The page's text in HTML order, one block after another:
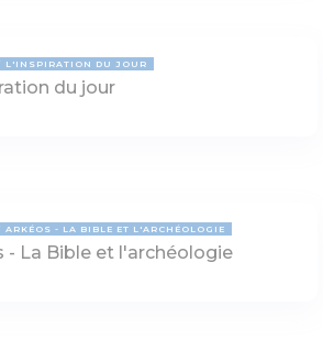
L'INSPIRATION DU JOUR
du jour
ARKÉOS - LA BIBLE ET L'ARCHÉOLOGIE
- La Bible et l'archéologie